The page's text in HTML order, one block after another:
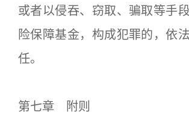
或者以侵吞、窃取、骗取等手
险保障基金，构成犯罪的，依
任。
第七章 附则